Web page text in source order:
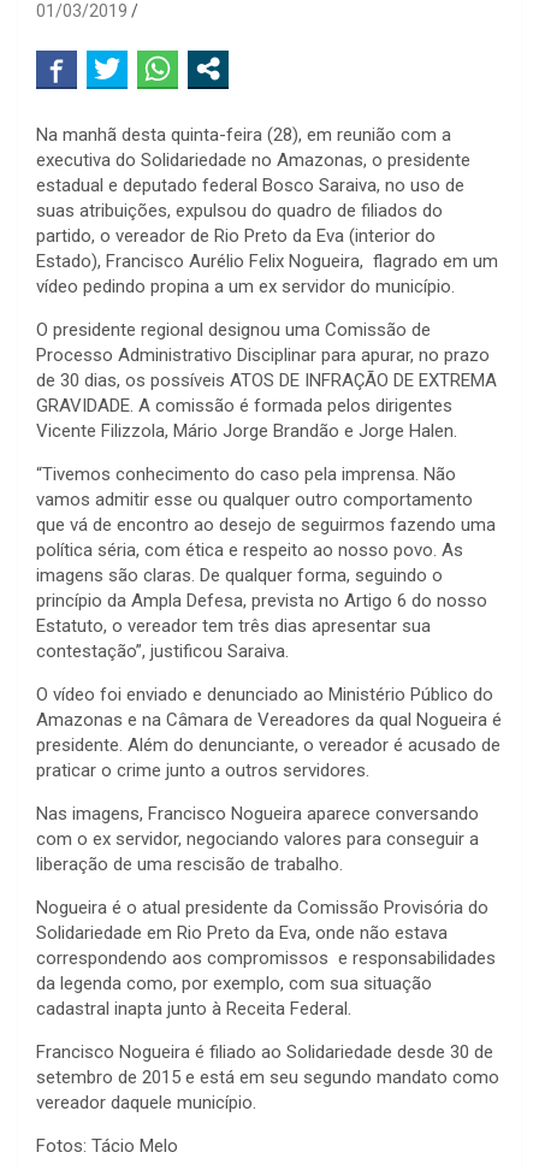
01/03/2019
Na manhã desta quinta-feira (28), em reunião com a
executiva do Solidariedade no Amazonas, o presidente
estadual e deputado federal Bosco Saraiva, no uso de
suas atribuições, expulsou do quadro de filiados do
partido, o vereador de Rio Preto da Eva (interior do
Estado), Francisco Aurélio Felix Nogueira, flagrado em um
vídeo pedindo propina a um ex servidor do município.
O presidente regional designou uma Comissão de
Processo Administrativo Disciplinar para apurar, no prazo
de 30 dias, os possíveis ATOS DE INFRAÇÃO DE EXTREMA
GRAVIDADE. A comissão é formada pelos dirigentes
Vicente Filizzola, Mário Jorge Brandão e Jorge Halen.
“Tivemos conhecimento do caso pela imprensa. Não
vamos admitir esse ou qualquer outro comportamento
que vá de encontro ao desejo de seguirmos fazendo uma
política séria, com ética e respeito ao nosso povo. As
imagens são claras. De qualquer forma, seguindo o
princípio da Ampla Defesa, prevista no Artigo 6 do nosso
Estatuto, o vereador tem três dias apresentar sua
contestação”, justificou Saraiva.
O vídeo foi enviado e denunciado ao Ministério Público do
Amazonas e na Câmara de Vereadores da qual Nogueira é
presidente. Além do denunciante, o vereador é acusado de
praticar o crime junto a outros servidores.
Nas imagens, Francisco Nogueira aparece conversando
com o ex servidor, negociando valores para conseguir a
liberação de uma rescisão de trabalho.
Nogueira é o atual presidente da Comissão Provisória do
Solidariedade em Rio Preto da Eva, onde não estava
correspondendo aos compromissos e responsabilidades
da legenda como, por exemplo, com sua situação
cadastral inapta junto à Receita Federal.
Francisco Nogueira é filiado ao Solidariedade desde 30 de
setembro de 2015 e está em seu segundo mandato como
vereador daquele município.
Fotos: Tácio Melo